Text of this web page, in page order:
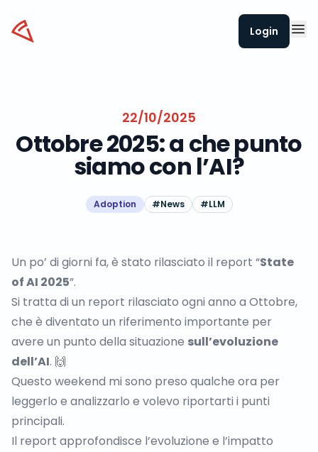
Datapizza Login
22/10/2025
Ottobre 2025: a che punto
siamo con l’AI?
Adoption #News #LLM
Un po’ di giorni fa, è stato rilasciato il report “State
of AI 2025”.
Si tratta di un report rilasciato ogni anno a Ottobre,
che è diventato un riferimento importante per
avere un punto della situazione sull’evoluzione
dell’AI. 🙌
Questo weekend mi sono preso qualche ora per
leggerlo e analizzarlo e volevo riportarti i punti
principali.
Il report approfondisce l’evoluzione e l’impatto